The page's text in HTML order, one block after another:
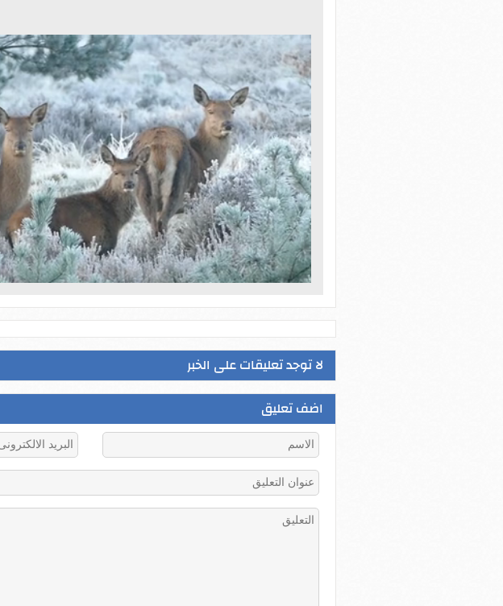
لا توجد تعليقات على الخبر
اضف تعليق